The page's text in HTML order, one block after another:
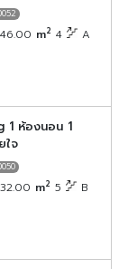
m2 4 A
1 ห้องนอน 1
ใจ
m2 5 B